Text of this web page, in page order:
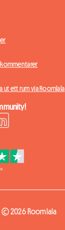
ut ett rum via Roomlala
© 2026 Roomlala